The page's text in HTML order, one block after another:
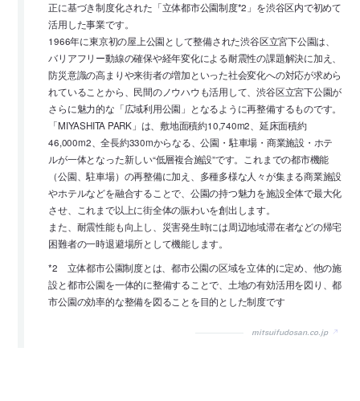
正に基づき制度化された「立体都市公園制度*2」を渋谷区内で初めて
活用した事業です。
1966年に東京初の屋上公園として整備された渋谷区立宮下公園は、
バリアフリー動線の確保や経年変化による耐震性の課題解決に加え、
防災意識の高まりや来街者の増加といった社会変化への対応が求めら
れていることから、民間のノウハウも活用して、渋谷区立宮下公園が
さらに魅力的な「広域利用公園」となるように再整備するものです。
「MIYASHITA PARK」は、敷地面積約10,740m2、延床面積約
46,000m2、全長約330mからなる、公園・駐車場・商業施設・ホテ
ルが一体となった新しい“低層複合施設”です。これまでの都市機能
（公園、駐車場）の再整備に加え、多種多様な人々が集まる商業施設
やホテルなどを融合することで、公園の持つ魅力を施設全体で最大化
させ、これまで以上に街全体の賑わいを創出します。
また、耐震性能も向上し、災害発生時には周辺地域滞在者などの帰宅
困難者の一時退避場所として機能します。
*2 立体都市公園制度とは、都市公園の区域を立体的に定め、他の施
設と都市公園を一体的に整備することで、土地の有効活用を図り、都
市公園の効率的な整備を図ることを目的とした制度です
mitsuifudosan.co.jp